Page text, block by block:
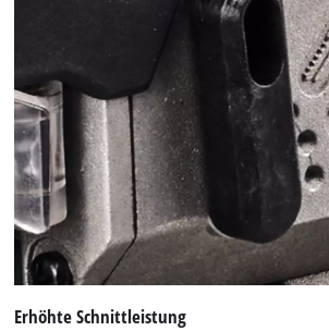
Powered
by
Usercentrics
Consent
Management
Platform
Erhöhte Schnittleistung